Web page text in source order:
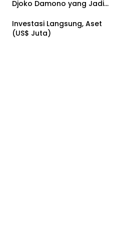
Djoko Damono yang Jadi
Investasi Langsung, Aset
(US$ Juta)